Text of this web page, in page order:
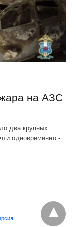
на АЗС
два крупных
одновременно -